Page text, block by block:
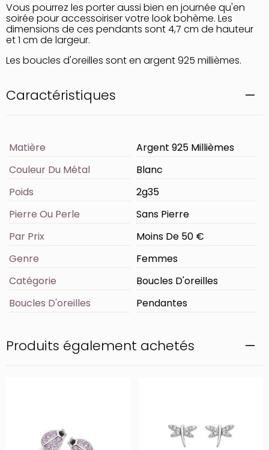
Vous pourrez les porter aussi bien en journée qu'en
soirée pour accessoiriser votre look bohème. Les
dimensions de ces pendants sont 4,7 cm de hauteur
et 1 cm de largeur.
Les boucles d'oreilles sont en argent 925 millièmes.
Caractéristiques
Matière
Argent 925 Millièmes
Couleur Du Métal
Blanc
Poids
2g35
Pierre Ou Perle
Sans Pierre
Par Prix
Moins De 50 €
Genre
Femmes
Catégorie
Boucles D'oreilles
Boucles D'oreilles
Pendantes
Produits également achetés